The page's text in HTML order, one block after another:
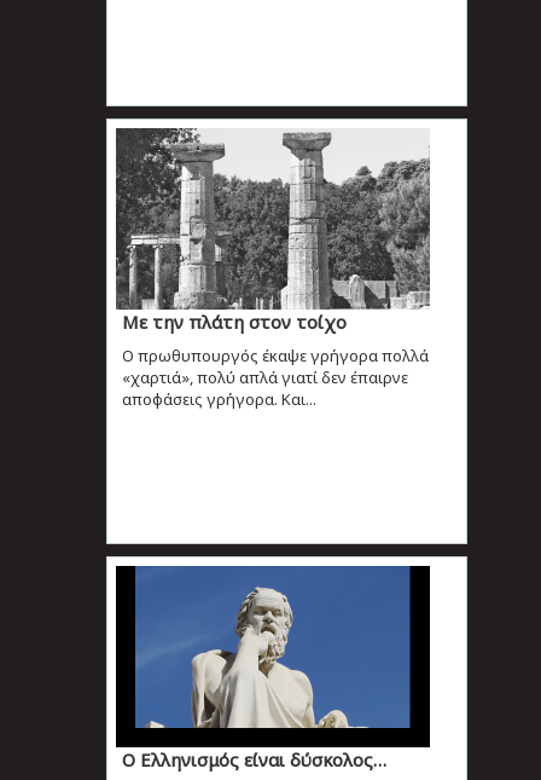
Με την πλάτη στον τοίχο
Ο πρωθυπουργός έκαψε γρήγορα πολλά
«χαρτιά», πολύ απλά γιατί δεν έπαιρνε
αποφάσεις γρήγορα. Και...
Ο Ελληνισμός είναι δύσκολος…